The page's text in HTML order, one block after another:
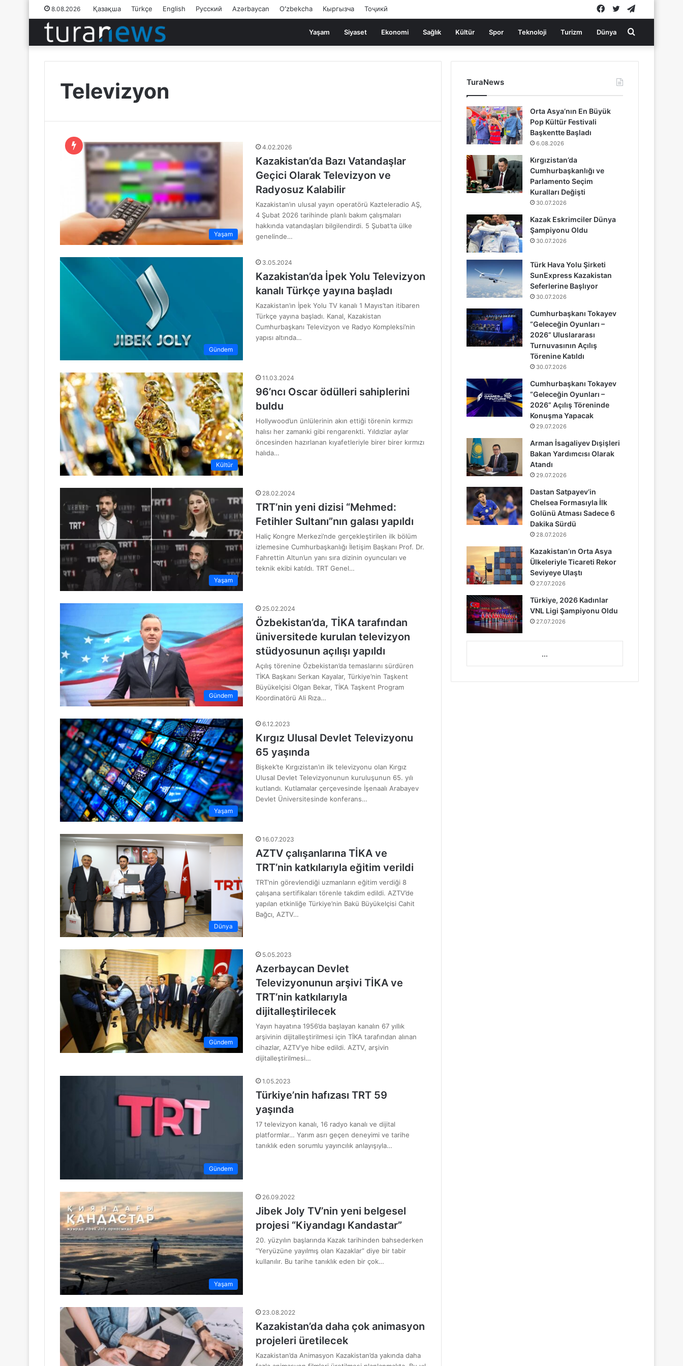
8.08.2026 Қазақша Türkçe English Русский Azərbaycan Oʻzbekcha Кыргызча Тоҷикӣ Twitter
Facebook
Yaşam Siyaset Ekonomi Sağlık Kültür Spor Teknoloji Turizm Dünya Arama
yap
Televizyon
Yaşam
4.02.2026
Kazakistan’da Bazı Vatandaşlar
Geçici Olarak Televizyon ve
Radyosuz Kalabilir
Kazakistan’ın ulusal yayın operatörü Kazteleradio AŞ,
4 Şubat 2026 tarihinde planlı bakım çalışmaları
hakkında vatandaşları bilgilendirdi. 5 Şubat’ta ülke
genelinde…
Gündem
3.05.2024
Kazakistan’da İpek Yolu Televizyon
kanalı Türkçe yayına başladı
Kazakistan’ın İpek Yolu TV kanalı 1 Mayıs’tan itibaren
Türkçe yayına başladı. Kanal, Kazakistan
Cumhurbaşkanı Televizyon ve Radyo Kompleksi’nin
yapısı altında…
Kültür
11.03.2024
96’ncı Oscar ödülleri sahiplerini
buldu
Hollywood’un ünlülerinin akın ettiği törenin kırmızı
halısı her zamanki gibi rengarenkti. Yıldızlar aylar
öncesinden hazırlanan kıyafetleriyle birer birer kırmızı
halıda…
Yaşam
28.02.2024
TRT’nin yeni dizisi “Mehmed:
Fetihler Sultanı”nın galası yapıldı
Haliç Kongre Merkezi’nde gerçekleştirilen ilk bölüm
izlemesine Cumhurbaşkanlığı İletişim Başkanı Prof. Dr.
Fahrettin Altun’un yanı sıra dizinin oyuncuları ve
teknik ekibi katıldı. TRT Genel…
Gündem
25.02.2024
Özbekistan’da, TİKA tarafından
üniversitede kurulan televizyon
stüdyosunun açılışı yapıldı
Açılış törenine Özbekistan’da temaslarını sürdüren
TİKA Başkanı Serkan Kayalar, Türkiye’nin Taşkent
Büyükelçisi Olgan Bekar, TİKA Taşkent Program
Koordinatörü Ali Rıza…
Yaşam
6.12.2023
Kırgız Ulusal Devlet Televizyonu
65 yaşında
Bişkek’te Kırgızistan’ın ilk televizyonu olan Kırgız
Ulusal Devlet Televizyonunun kuruluşunun 65. yılı
kutlandı. Kutlamalar çerçevesinde İşenaalı Arabayev
Devlet Üniversitesinde konferans…
Dünya
16.07.2023
AZTV çalışanlarına TİKA ve
TRT’nin katkılarıyla eğitim verildi
TRT’nin görevlendiği uzmanların eğitim verdiği 8
çalışana sertifikaları törenle takdim edildi. AZTV’de
yapılan etkinliğe Türkiye’nin Bakü Büyükelçisi Cahit
Bağcı, AZTV…
Gündem
5.05.2023
Azerbaycan Devlet
Televizyonunun arşivi TİKA ve
TRT’nin katkılarıyla
dijitalleştirilecek
Yayın hayatına 1956’da başlayan kanalın 67 yıllık
arşivinin dijitalleştirilmesi için TİKA tarafından alınan
cihazlar, AZTV’ye hibe edildi. AZTV, arşivin
dijitalleştirilmesi…
Gündem
1.05.2023
Türkiye’nin hafızası TRT 59
yaşında
17 televizyon kanalı, 16 radyo kanalı ve dijital
platformlar… Yarım asrı geçen deneyimi ve tarihe
tanıklık eden sorumlu yayıncılık anlayışıyla…
Yaşam
26.09.2022
Jibek Joly TV’nin yeni belgesel
projesi “Kiyandagı Kandastar”
20. yüzyılın başlarında Kazak tarihinden bahsederken
“Yeryüzüne yayılmış olan Kazaklar” diye bir tabir
kullanılır. Bu tarihe tanıklık eden bir çok…
23.08.2022
Kazakistan’da daha çok animasyon
projeleri üretilecek
Kazakistan’da Animasyon Kazakistan’da yakında daha
TuraNews
Orta Asya’nın En Büyük
Pop Kültür Festivali
Başkentte Başladı
6.08.2026
Kırgızistan’da
Cumhurbaşkanlığı ve
Parlamento Seçim
Kuralları Değişti
30.07.2026
Kazak Eskrimciler Dünya
Şampiyonu Oldu
30.07.2026
Türk Hava Yolu Şirketi
SunExpress Kazakistan
Seferlerine Başlıyor
30.07.2026
Cumhurbaşkanı Tokayev
“Geleceğin Oyunları –
2026” Uluslararası
Turnuvasının Açılış
Törenine Katıldı
30.07.2026
Cumhurbaşkanı Tokayev
“Geleceğin Oyunları –
2026” Açılış Töreninde
Konuşma Yapacak
29.07.2026
Arman İsagaliyev Dışişleri
Bakan Yardımcısı Olarak
Atandı
29.07.2026
Dastan Satpayev’in
Chelsea Formasıyla İlk
Golünü Atması Sadece 6
Dakika Sürdü
28.07.2026
Kazakistan’ın Orta Asya
Ülkeleriyle Ticareti Rekor
Seviyeye Ulaştı
27.07.2026
Türkiye, 2026 Kadınlar
VNL Ligi Şampiyonu Oldu
27.07.2026
...